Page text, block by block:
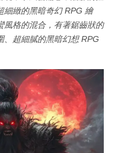
細緻的黑暗奇幻 RPG 繪
風格的混合，有著鋸齒狀的
、超細膩的黑暗幻想 RPG